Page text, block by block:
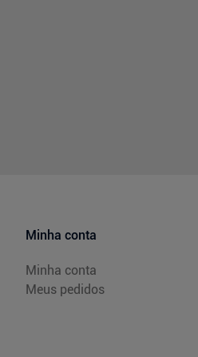
Minha conta
Minha conta
Meus pedidos